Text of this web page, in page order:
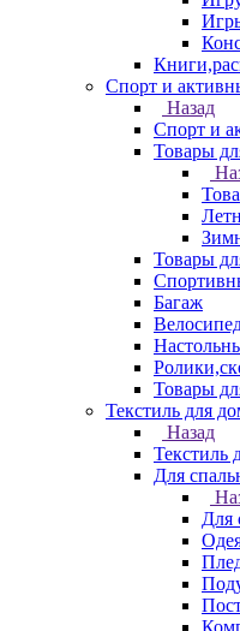
Спорт и
Назад
Спорт и
Товары
Товары
Багаж
Товары
Текстиль для
Назад
Текстиль
Для
Для